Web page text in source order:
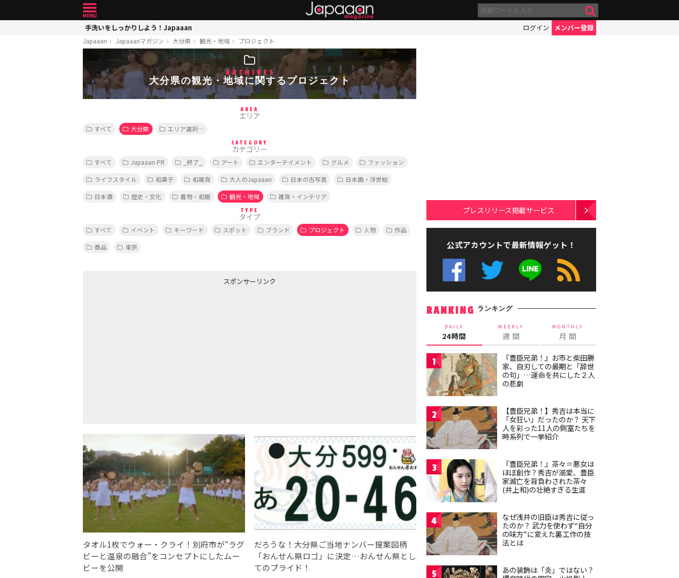
手洗いをしっかりしよう！Japaaan ログイン メンバー登録
Japaaan Japaaanマガジン 大分県 観光・地域 プロジェクト
ARCHIVES
大分県の観光・地域に関するプロジェクト
AREA
エリア
すべて 大分県 エリア選択…
CATEGORY
カテゴリー
すべて Japaaan PR _終了_ アート エンターテイメント グルメ
ファッション
ライフスタイル
和菓子 和雑貨 大人のJapaaan 日本の古写真
日本画・浮世絵
日本酒
歴史・文化 着物・和服 観光・地域 雑貨・インテリア
TYPE
タイプ
すべて イベント キーワード スポット ブランド プロジェクト 人物
作品
商品
東京
スポンサーリンク
タオル1枚でウォー・クライ！別府市が“ラグ
ビーと温泉の融合”をコンセプトにしたムー
ビーを公開
だろうな！大分県ご当地ナンバー提案図柄
「おんせん県ロゴ」に決定…おんせん県とし
てのプライド！
プレスリリース掲載サービス
公式アカウントで最新情報ゲット！
RANKING ランキング
DAILY
24時間
WEEKLY
週 間
MONTHLY
月 間
1
『豊臣兄弟！』お市と柴田勝
家、自刃しての最期と「辞世
の句」…運命を共にした２人
の悲劇
2
【豊臣兄弟！】秀吉は本当に
「女狂い」だったのか？ 天下
人を彩った11人の側室たちを
時系列で一挙紹介
3
『豊臣兄弟！』茶々＝悪女は
ほぼ創作？秀吉が溺愛、豊臣
家滅亡を背負わされた茶々
(井上和)の壮絶すぎる生涯
4
なぜ浅井の旧臣は秀吉に従っ
たのか？ 武力を使わず“自分
の味方”に変えた裏工作の技
法とは
5
あの装飾は「炎」ではない？